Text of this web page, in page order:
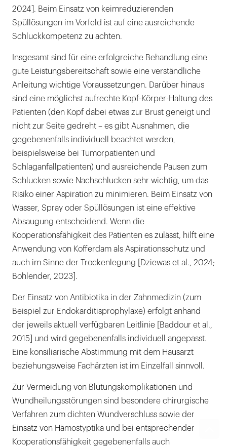
2024]. Beim Einsatz von keimreduzierenden
Spüllösungen im Vorfeld ist auf eine ausreichende
Schluckkompetenz zu achten.
Insgesamt sind für eine erfolgreiche Behandlung eine
gute Leistungsbereit­schaft sowie eine verständliche
Anleitung wichtige Voraussetzungen. Darüber hinaus
sind eine möglichst aufrechte Kopf-Körper-Haltung des
Patienten (den Kopf dabei etwas zur Brust geneigt und
nicht zur Seite gedreht – es gibt Ausnahmen, die
gegebenenfalls individuell beachtet werden,
beispielsweise bei Tumorpatienten und
Schlaganfallpatienten) und ausreichende Pausen zum
Schlucken sowie Nachschlucken sehr wichtig, um das
Risiko einer Aspiration zu minimieren. Beim Einsatz von
Wasser, Spray oder Spüllösungen ist eine effektive
Absaugung entscheidend. Wenn die
Kooperationsfähigkeit des Patienten es zulässt, hilft eine
Anwendung von Kofferdam als Aspirationsschutz und
auch im Sinne der Trockenlegung [Dziewas et al., 2024;
Bohlender, 2023].
Der Einsatz von Antibiotika in der Zahnmedizin (zum
Beispiel zur Endokarditisprophylaxe) erfolgt anhand
der jeweils aktuell verfügbaren Leitlinie [Baddour et al.,
2015] und wird gegebenenfalls individuell angepasst.
Eine konsiliarische Abstimmung mit dem Hausarzt
beziehungsweise Fachärzten ist im Einzelfall sinnvoll.
Zur Vermeidung von Blutungskomplikationen und
Wundheilungsstörungen sind besondere chirurgische
Verfahren zum dichten Wundverschluss sowie der
Einsatz von Hämostyptika und bei entsprechender
Kooperationsfähigkeit gegebenenfalls auch